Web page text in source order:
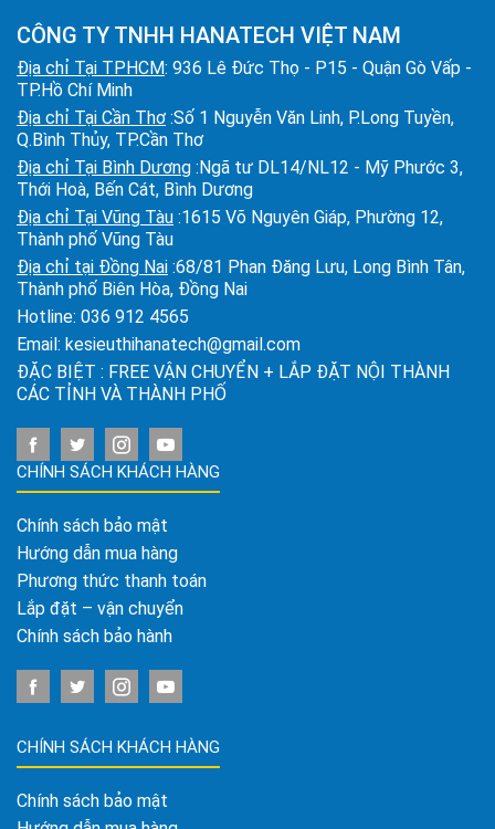
CÔNG TY TNHH HANATECH VIỆT NAM
Địa chỉ Tại TPHCM: 936 Lê Đức Thọ - P15 - Quận Gò Vấp -
TP.Hồ Chí Minh
Địa chỉ Tại Cần Thơ :Số 1 Nguyễn Văn Linh, P.Long Tuyền,
Q.Bình Thủy, TP.Cần Thơ
Địa chỉ Tại Bình Dương :Ngã tư DL14/NL12 - Mỹ Phước 3,
Thới Hoà, Bến Cát, Bình Dương
Địa chỉ Tại Vũng Tàu :1615 Võ Nguyên Giáp, Phường 12,
Thành phố Vũng Tàu
Địa chỉ tại Đồng Nai :68/81 Phan Đăng Lưu, Long Bình Tân,
Thành phố Biên Hòa, Đồng Nai
Hotline: 036 912 4565
Email: kesieuthihanatech@gmail.com
ĐẶC BIỆT : FREE VẬN CHUYỂN + LẮP ĐẶT NỘI THÀNH
CÁC TỈNH VÀ THÀNH PHỐ
CHÍNH SÁCH KHÁCH HÀNG
Chính sách bảo mật
Hướng dẫn mua hàng
Phương thức thanh toán
Lắp đặt – vận chuyển
Chính sách bảo hành
CHÍNH SÁCH KHÁCH HÀNG
Chính sách bảo mật